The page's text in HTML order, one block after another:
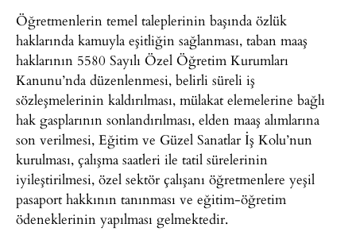
Öğretmenlerin temel taleplerinin başında özlük
haklarında kamuyla eşitliğin sağlanması, taban maaş
haklarının 5580 Sayılı Özel Öğretim Kurumları
Kanunu’nda düzenlenmesi, belirli süreli iş
sözleşmelerinin kaldırılması, mülakat elemelerine bağlı
hak gasplarının sonlandırılması, elden maaş alımlarına
son verilmesi, Eğitim ve Güzel Sanatlar İş Kolu’nun
kurulması, çalışma saatleri ile tatil sürelerinin
iyileştirilmesi, özel sektör çalışanı öğretmenlere yeşil
pasaport hakkının tanınması ve eğitim-öğretim
ödeneklerinin yapılması gelmektedir.